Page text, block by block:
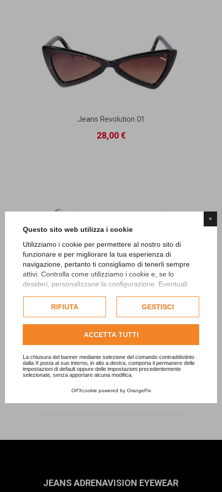
×
Questo sito web utilizza i cookie
Utilizziamo i cookie per permettere al nostro sito di
funzionare e per migliorare la tua esperienza di
navigazione, pertanto ti consigliamo di tenerli sempre
attivi. Controlla come utilizziamo i cookie e, se lo
desideri, personalizzane la configurazione. Eventuali
esclusivamente previa acquisizione del consenso
RIFIUTA GESTISCI
ACCETTA TUTTI
La chiusura del banner mediante selezione del comando contraddistinto
dalla X posta al suo interno, in alto a destra, comporta il permanere delle
impostazioni di default oppure delle impostazioni precedentemente
selezionate, senza apportare alcuna modifica.
OPXcookie powered by OrangePix
Jeans Revolution 01
28,00 €
Jeans Revolution S01
JEANS ADRENAVISION EYEWEAR